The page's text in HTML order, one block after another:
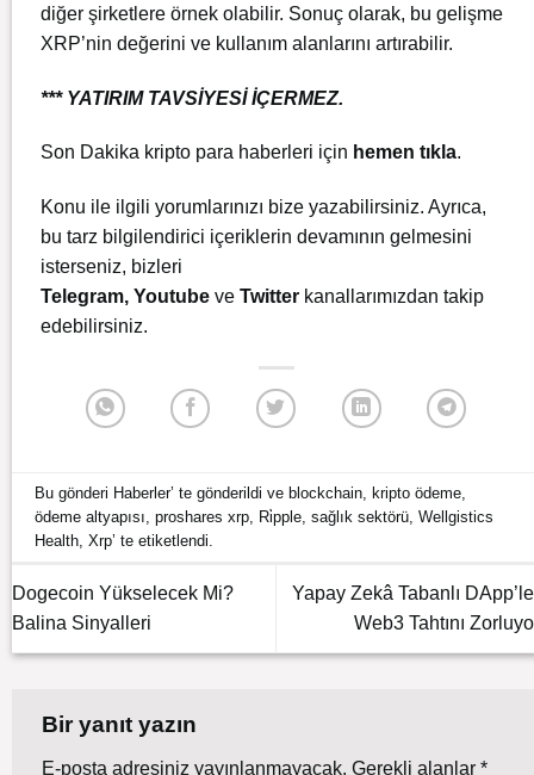
diğer şirketlere örnek olabilir. Sonuç olarak, bu gelişme
XRP’nin değerini ve kullanım alanlarını artırabilir.
*** YATIRIM TAVSİYESİ İÇERMEZ.
Son Dakika kripto para haberleri için hemen tıkla.
Konu ile ilgili yorumlarınızı bize yazabilirsiniz. Ayrıca,
bu tarz bilgilendirici içeriklerin devamının gelmesini
isterseniz, bizleri
Telegram, Youtube ve Twitter kanallarımızdan takip
edebilirsiniz.
Bu gönderi Haberler’ te gönderildi veblockchain ,kripto ödeme
ödeme altyapısı ,proshares xrp Ri̇pple ,sağlık sektörü ,Wellgistics
Health ,Xrp’ te etiketlendi.
Dogecoin Yükselecek Mi?
Balina Sinyalleri
Yapay Zekâ Tabanlı
Web3 Tahtını
Bir yanıt yazın
E-posta adresiniz yayınlanmayacak. Gerekli alanlar *